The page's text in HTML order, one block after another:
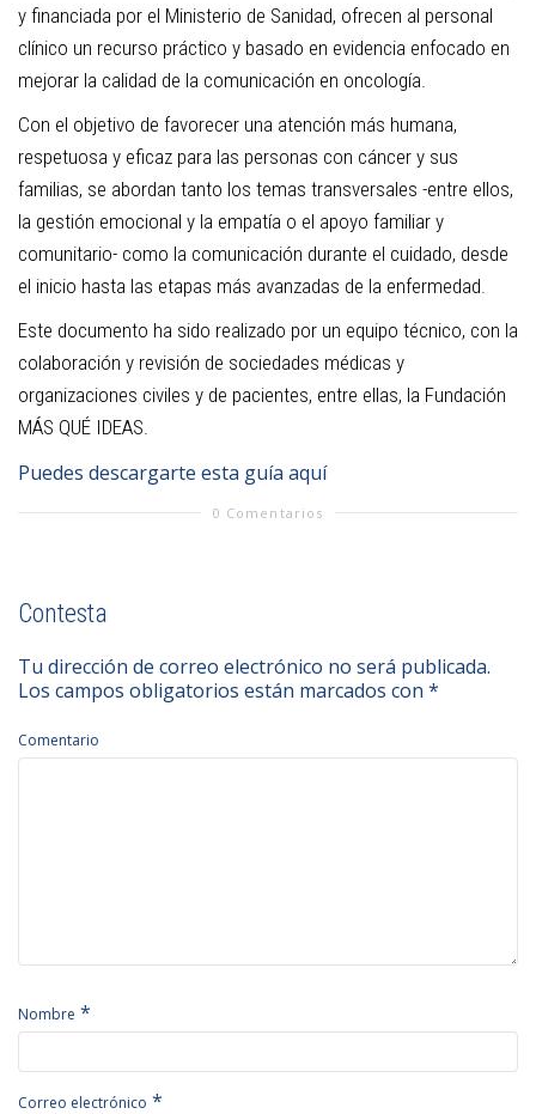
y financiada por el Ministerio de Sanidad, ofrecen al personal
clínico un recurso práctico y basado en evidencia enfocado en
mejorar la calidad de la comunicación en oncología.
Con el objetivo de favorecer una atención más humana,
respetuosa y eficaz para las personas con cáncer y sus
familias, se abordan tanto los temas transversales -entre ellos,
la gestión emocional y la empatía o el apoyo familiar y
comunitario- como la comunicación durante el cuidado, desde
el inicio hasta las etapas más avanzadas de la enfermedad.
Este documento ha sido realizado por un equipo técnico, con la
colaboración y revisión de sociedades médicas y
organizaciones civiles y de pacientes, entre ellas, la Fundación
MÁS QUÉ IDEAS.
Puedes descargarte esta guía aquí
0 Comentarios
Contesta
Tu dirección de correo electrónico no será publicada.
Los campos obligatorios están marcados con *
Comentario
Nombre *
Correo electrónico *